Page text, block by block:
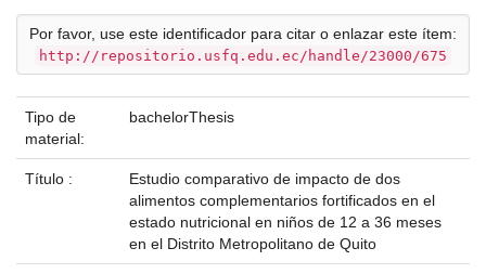
Por favor, use este identificador para citar o enlazar este ítem:
http://repositorio.usfq.edu.ec/handle/23000/675
Tipo de
material:
bachelorThesis
Título :
Estudio comparativo de impacto de dos
alimentos complementarios fortificados en el
estado nutricional en niños de 12 a 36 meses
en el Distrito Metropolitano de Quito